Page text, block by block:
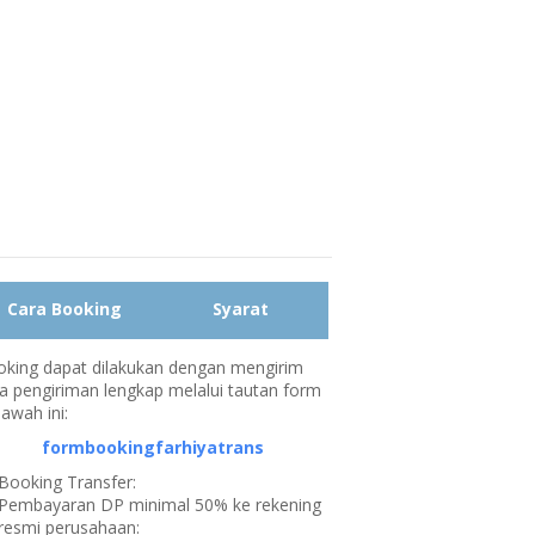
Cara Booking Syarat
dapat dilakukan dengan mengirim
pengiriman lengkap melalui tautan form
ini:
formbookingfarhiyatrans
Transfer:
DP minimal 50% ke rekening
perusahaan: